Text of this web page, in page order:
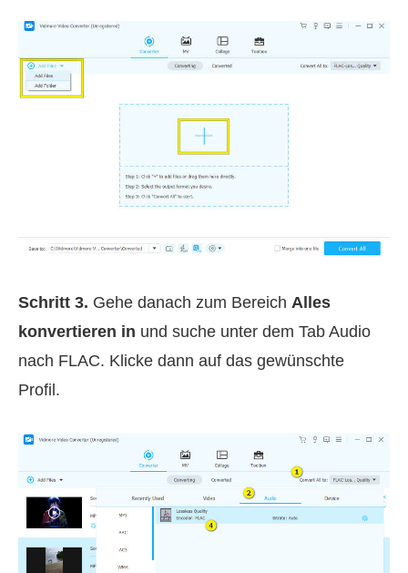
Schritt 3. Gehe danach zum Bereich Alles
konvertieren in und suche unter dem Tab Audio
nach FLAC. Klicke dann auf das gewünschte
Profil.